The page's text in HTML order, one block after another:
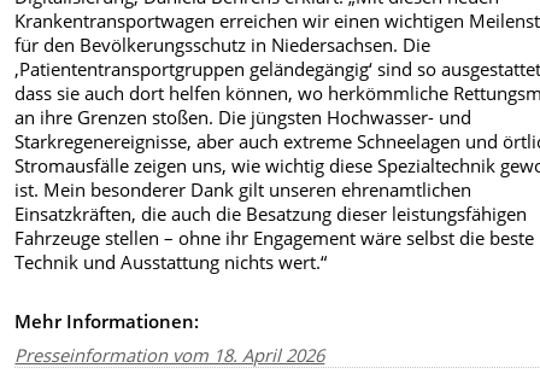
Krankentransportwagen erreichen wir einen wichtigen
für den Bevölkerungsschutz in Niedersachsen. Die
‚Patiententransportgruppen geländegängig‘ sind so
dass sie auch dort helfen können, wo herkömmliche
an ihre Grenzen stoßen. Die jüngsten Hochwasser- und
Starkregenereignisse, aber auch extreme Schneelagen und
Stromausfälle zeigen uns, wie wichtig diese Spezialtechnik
ist. Mein besonderer Dank gilt unseren ehrenamtlichen
Einsatzkräften, die auch die Besatzung dieser leistungsfähigen
Fahrzeuge stellen – ohne ihr Engagement wäre selbst die beste
Technik und Ausstattung nichts wert.“
Mehr Informationen:
Presseinformation vom 18. April 2026